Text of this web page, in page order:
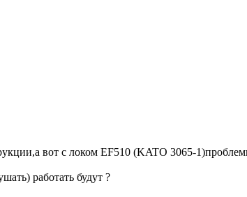
вот с локом EF510 (KATO 3065-
работать будут ?